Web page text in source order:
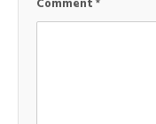
Comment*